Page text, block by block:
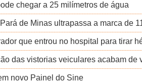
chegar a 25 milímetros de água
de Minas ultrapassa a marca de
que entrou no hospital para tirar
das vistorias veiculares acabam de
novo Painel do Sine